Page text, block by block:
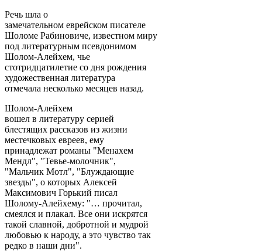
Речь шла о
замечательном еврейском писателе
Шоломе Рабиновиче, известном миру
под литературным псевдонимом
Шолом-Алейхем, чье
стотридцатилетие со дня рождения
художественная литература
отмечала несколько месяцев назад.
Шолом-Алейхем
вошел в литературу серией
блестящих рассказов из жизни
местечковых евреев, ему
принадлежат романы "Менахем
Мендл", "Тевье-молочник",
"Мальчик Мотл", "Блуждающие
звезды", о которых Алексей
Максимович Горький писал
Шолому-Алейхему: "… прочитал,
смеялся и плакал. Все они искрятся
такой славной, добротной и мудрой
любовью к народу, а это чувство так
редко в наши дни".